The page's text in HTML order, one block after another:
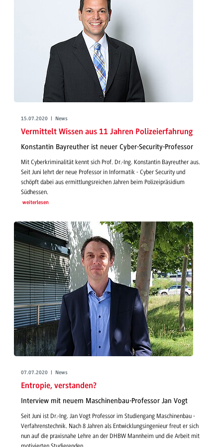
15.07.2020 | News
Vermittelt Wissen aus 11 Jahren Polizeierfahrung
Konstantin Bayreuther ist neuer Cyber-Security-Professor
Mit Cyberkriminalität kennt sich Prof. Dr.-Ing. Konstantin Bayreuther aus.
Seit Juni lehrt der neue Professor in Informatik - Cyber Security und
schöpft dabei aus ermittlungsreichen Jahren beim Polizeipräsidium
Südhessen.
weiterlesen
07.07.2020 | News
Entropie, verstanden?
Interview mit neuem Maschinenbau-Professor Jan Vogt
Seit Juni ist Dr.-Ing. Jan Vogt Professor im Studiengang Maschinenbau -
Verfahrenstechnik. Nach 8 Jahren als Entwicklungsingenieur freut er sich
nun auf die praxisnahe Lehre an der DHBW Mannheim und die Arbeit mit